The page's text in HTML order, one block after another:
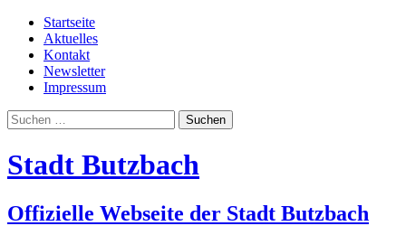
Startseite
Aktuelles
Kontakt
Newsletter
Impressum
Suchen
nach:
Stadt Butzbach
Offizielle Webseite der Stadt Butzbach